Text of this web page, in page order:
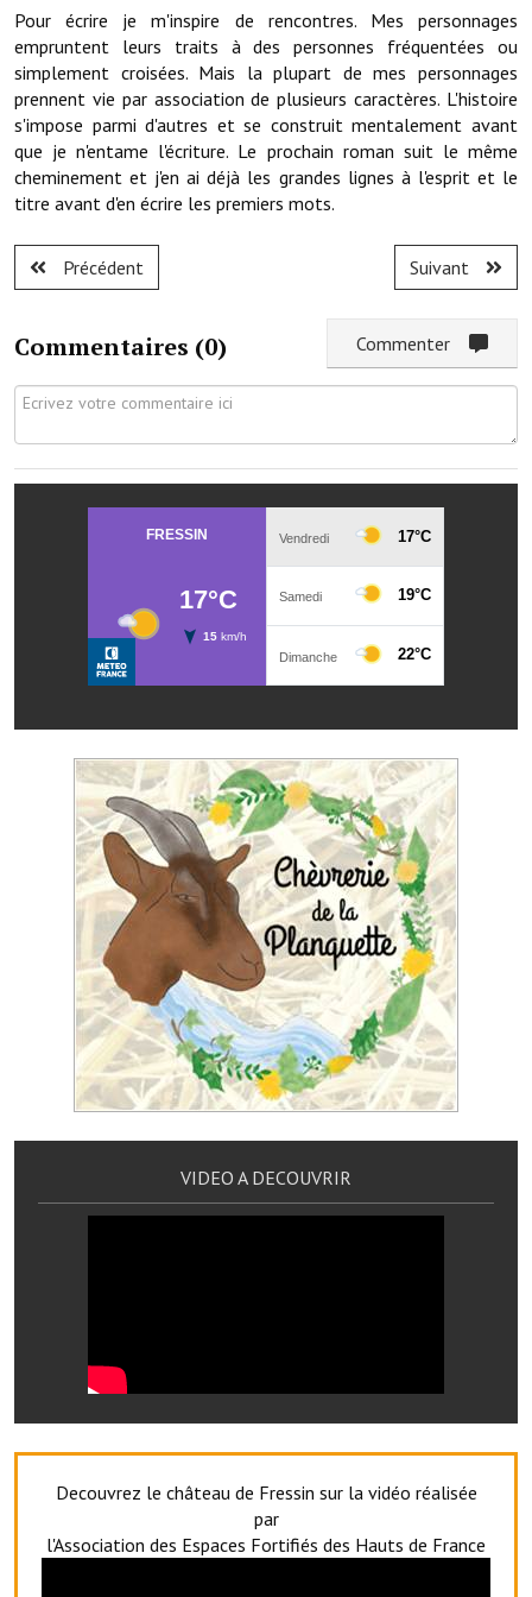
Services publics communaux
Démarches administratives
Urbanisme
Biens à louer
Terrains et maisons à vendre
Etablissements scolaires
Bibliothèque
Commerçants, artisans
Exploitants agricoles
Agents immobiliers
Réserver une salle
VILLE ACTIVE
Village culturel
La société musicale de l'Avenir Fressinois
La troupe théâtrale de l'Avenir Fressinois
Les Amis du Patrimoine
L'association du château
Le foyer rural
Le club de l'amitié
L'association des anciens sapeurs-pompiers volontaires
L'US Crequy Fressin
Pour écrire je m'inspire de rencontres. Mes personnages
empruntent leurs traits à des personnes fréquentées ou
simplement croisées. Mais la plupart de mes personnages
prennent vie par association de plusieurs caractères. L'histoire
s'impose parmi d'autres et se construit mentalement avant
que je n'entame l'écriture. Le prochain roman suit le même
cheminement et j'en ai déjà les grandes lignes à l'esprit et le
titre avant d'en écrire les premiers mots.
Précédent Suivant
Commentaires (0)
VIDEO A DECOUVRIR
Decouvrez le château de Fressin sur la vidéo réalisée
par
l'Association des Espaces Fortifiés des Hauts de France